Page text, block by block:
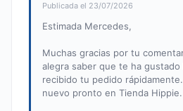
Publicada el 23/07/2026
Estimada Mercedes,
Muchas gracias por tu
alegra saber que te ha gustado
recibido tu pedido
nuevo pronto en Tienda Hippie.